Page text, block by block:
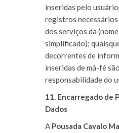
inseridas pelo
registros
dos serviços da
simplificado);
decorrentes de
inseridas de má-fé
responsabilidade do
11. Encarregado de
Dados
A Pousada Cavalo